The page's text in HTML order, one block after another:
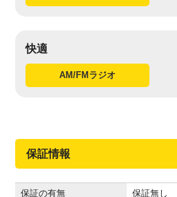
快適
AM/FMラジオ
保証情報
保証の有無
保証無し